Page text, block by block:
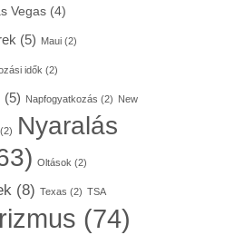
Vegas(4)
(5) Maui(2)
idők (2)
(5) Napfogyatkozás (2) New
(2)
Nyaralás
Oltások (2)
(8) Texas (2) TSA
(74)